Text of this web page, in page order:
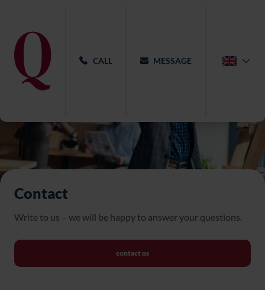
CALL MESSAGE
Contact
Write to us – we will be happy to answer your questions.
contact us